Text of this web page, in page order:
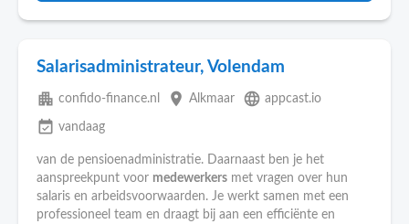
Salarisadministrateur, Volendam
apartment confido-finance.nl place Alkmaar language appcast.io
event_available vandaag
van de pensioenadministratie. Daarnaast ben je het
aanspreekpunt voor medewerkers met vragen over hun
salaris en arbeidsvoorwaarden. Je werkt samen met een
professioneel team en draagt bij aan een efficiënte en